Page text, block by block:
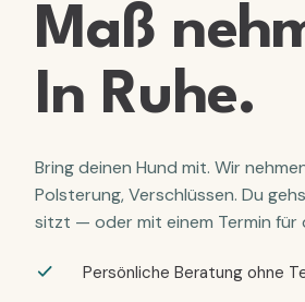
Maß
In Ruhe.
Bring deinen Hund mit. Wir
Polsterung, Verschlüssen. Du
sitzt — oder mit einem Termin für
Persönliche Beratung ohne